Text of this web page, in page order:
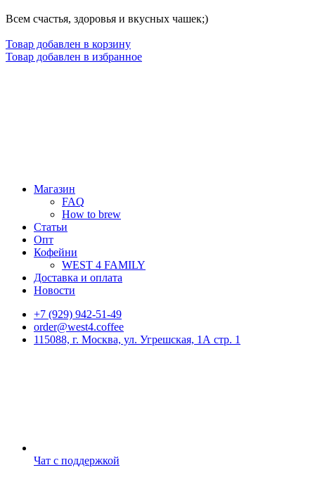
Всем счастья, здоровья и вкусных чашек;)
Товар добавлен в корзину
Товар добавлен в избранное
Магазин
FAQ
How to brew
Статьи
Опт
Кофейни
WEST 4 FAMILY
Доставка и оплата
Новости
+7 (929) 942-51-49
order@west4.coffee
115088, г. Москва, ул. Угрешская, 1А стр. 1
Чат с поддержкой